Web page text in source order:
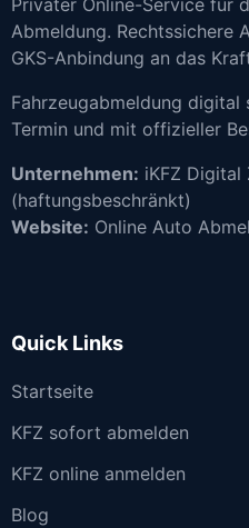
Privater Online-Service für
Abmeldung. Rechtssichere
GKS-Anbindung an das
Fahrzeugabmeldung
Termin und mit offizieller
Unternehmen: iKFZ Digital
(haftungsbeschränkt)
Website: Online Auto
Quick Links
Startseite
KFZ sofort abmelden
KFZ online anmelden
Blog